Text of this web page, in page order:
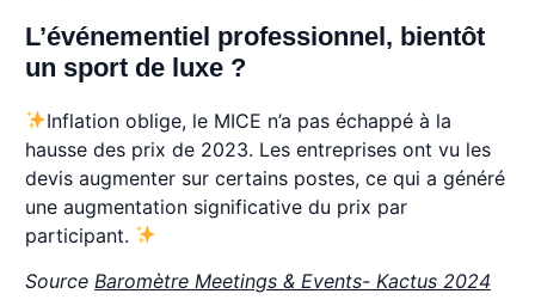
L’événementiel professionnel, bientôt
un sport de luxe ?
Inflation oblige, le MICE n’a pas échappé à la
hausse des prix de 2023. Les entreprises ont vu les
devis augmenter sur certains postes, ce qui a généré
une augmentation significative du prix par
participant.
Source Baromètre Meetings & Events- Kactus 2024